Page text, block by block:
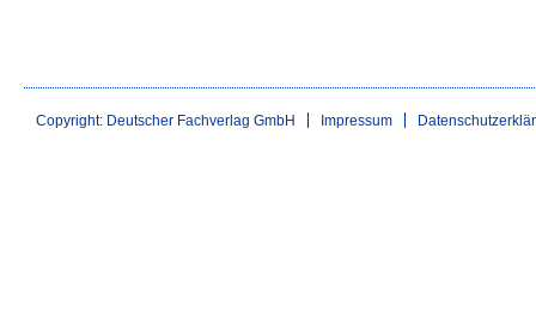
Copyright: Deutscher Fachverlag GmbH Impressum